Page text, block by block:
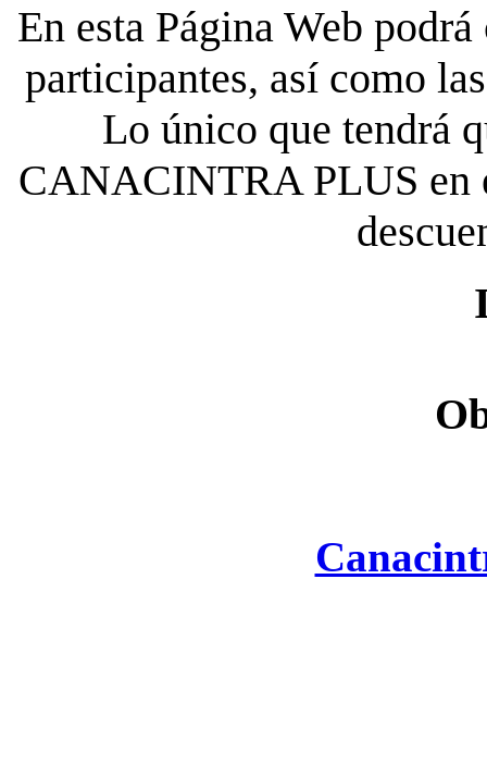
En esta Página Web
participantes, así como
Lo único que tendrá
CANACINTRA PLUS en